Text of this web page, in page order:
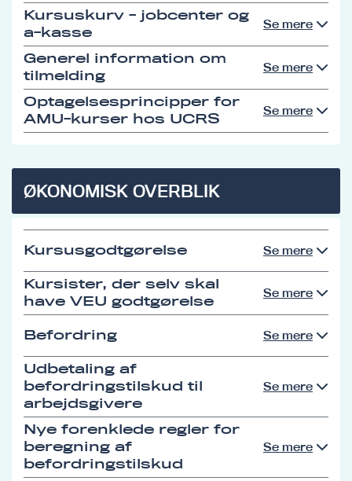
Kursuskurv - jobcenter og
a-kasse
Se mere
Generel information om
tilmelding
Se mere
Optagelsesprincipper for
AMU-kurser hos UCRS
Se mere
ØKONOMISK OVERBLIK
Kursusgodtgørelse Se mere
Kursister, der selv skal
have VEU godtgørelse
Se mere
Befordring Se mere
Udbetaling af
befordringstilskud til
arbejdsgivere
Se mere
Nye forenklede regler for
beregning af
befordringstilskud
Se mere